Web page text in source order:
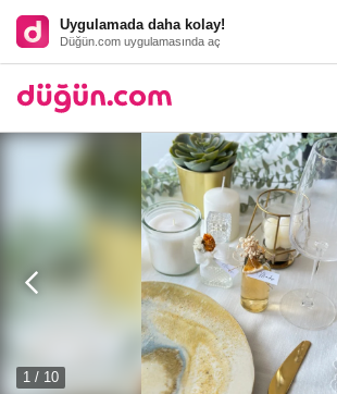
Uygulamada daha kolay!
Düğün.com uygulamasında aç
1 / 10